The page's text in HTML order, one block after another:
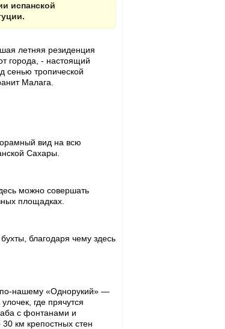
испанской
летняя резиденция
города, - настоящий
сенью тропической
Малага.
вид на всю
Сахары.
можно совершать
площадках.
благодаря чему здесь
по-нашему «Однорукий» —
где прячутся
с фонтанами и
км крепостных стен